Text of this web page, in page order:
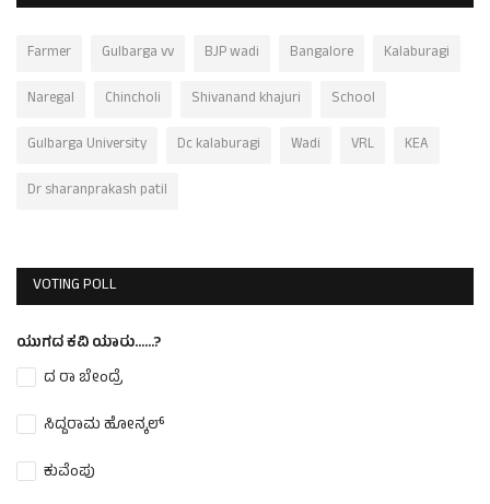
Farmer Gulbarga vv BJP wadi Bangalore
Kalaburagi
Naregal
Chincholi Shivanand khajuri
School
Gulbarga University
Dc kalaburagi Wadi VRL
KEA
Dr sharanprakash patil
VOTING POLL
ಯುಗದ ಕವಿ ಯಾರು......?
ದ ರಾ ಬೇಂದ್ರೆ
ಸಿದ್ದರಾಮ ಹೋನ್ಕಲ್
ಕುವೆಂಪು